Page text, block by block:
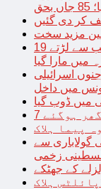
کر دی گئیں
مزید سخت
19 سالہ برطانوی شہری اسرائیلی فوج کی جانب سے لڑتے
میں مارا گیا
سے50 شہید، درجنوں اسرائیلی
میں داخل
میں ڈوب گیا
گولاباری سے
زخمی
کے جھٹکے